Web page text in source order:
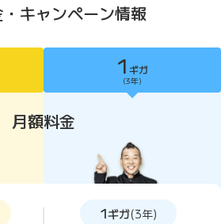
キャンペーン情報
1 ギガ
(3年)
月額料金
1ギガ(3年)